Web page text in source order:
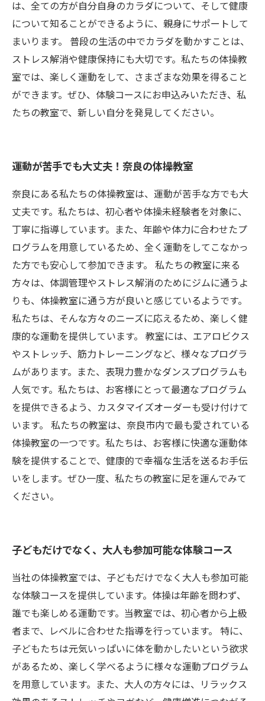
は、全ての方が自分自身のカラダについて、そして健康
について知ることができるように、親身にサポートして
まいります。 普段の生活の中でカラダを動かすことは、
ストレス解消や健康保持にも大切です。私たちの体操教
室では、楽しく運動をして、さまざまな効果を得ること
ができます。ぜひ、体験コースにお申込みいただき、私
たちの教室で、新しい自分を発見してください。
運動が苦手でも大丈夫！奈良の体操教室
奈良にある私たちの体操教室は、運動が苦手な方でも大
丈夫です。私たちは、初心者や体操未経験者を対象に、
丁寧に指導しています。また、年齢や体力に合わせたプ
ログラムを用意しているため、全く運動をしてこなかっ
た方でも安心して参加できます。 私たちの教室に来る
方々は、体調管理やストレス解消のためにジムに通うよ
りも、体操教室に通う方が良いと感じているようです。
私たちは、そんな方々のニーズに応えるため、楽しく健
康的な運動を提供しています。 教室には、エアロビクス
やストレッチ、筋力トレーニングなど、様々なプログラ
ムがあります。また、表現力豊かなダンスプログラムも
人気です。私たちは、お客様にとって最適なプログラム
を提供できるよう、カスタマイズオーダーも受け付けて
います。 私たちの教室は、奈良市内で最も愛されている
体操教室の一つです。私たちは、お客様に快適な運動体
験を提供することで、健康的で幸福な生活を送るお手伝
いをします。ぜひ一度、私たちの教室に足を運んでみて
ください。
子どもだけでなく、大人も参加可能な体験コース
当社の体操教室では、子どもだけでなく大人も参加可能
な体験コースを提供しています。体操は年齢を問わず、
誰でも楽しめる運動です。当教室では、初心者から上級
者まで、レベルに合わせた指導を行っています。 特に、
子どもたちは元気いっぱいに体を動かしたいという欲求
があるため、楽しく学べるように様々な運動プログラム
を用意しています。また、大人の方々には、リラックス